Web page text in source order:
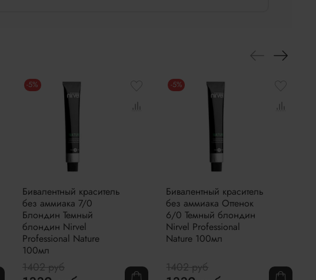
-5%
Бивалентный краситель
без аммиака 7/0
Блондин Темный
блондин Nirvel
Professional Nature
100мл
1402 руб
-5%
Бивалентный краситель
без аммиака Оттенок
6/0 Темный блондин
Nirvel Professional
Nature 100мл
1402 руб